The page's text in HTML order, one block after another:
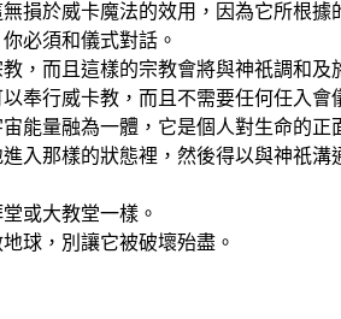
於威卡魔法的效用，因為它所根據
必須和儀式對話。
，而且這樣的宗教會將與神祇調和及
奉行威卡教，而且不需要任何任入會
能量融為一體，它是個人對生命的正
入那樣的狀態裡，然後得以與神祇溝
或大教堂一樣。
球，別讓它被破壞殆盡。